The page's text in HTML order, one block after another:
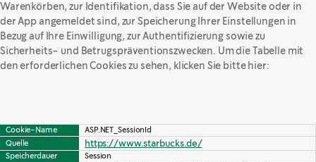
Warenkörben, zur Identifikation, dass Sie auf der Website oder in
der App angemeldet sind, zur Speicherung Ihrer Einstellungen in
Bezug auf Ihre Einwilligung, zur Authentifizierung sowie zu
Sicherheits- und Betrugspräventionszwecken. Um die Tabelle mit
den erforderlichen Cookies zu sehen, klicken Sie bitte hier:
Cookie-Name
ASP.NET_SessionId
Quelle
https://www.starbucks.de/
Speicherdauer
Session